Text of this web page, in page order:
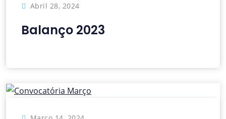
Abril 28, 2024
Balanço 2023